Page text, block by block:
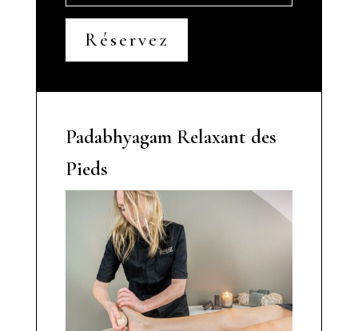
Réservez
Padabhyagam Relaxant des
Pieds